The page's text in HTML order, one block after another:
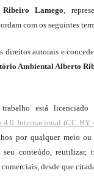
Lamego,
com os seguintes
direitos autorais e
Ambiental Alberto
trabalho está
4.0 Internacional (CC BY
por qualquer meio ou
conteúdo, reutilizar,
desde que